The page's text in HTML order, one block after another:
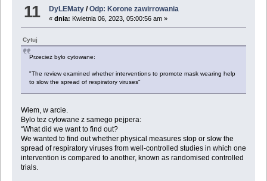
11 DyLEMaty /Odp: Korone zawirrowania
«dnia: Kwietnia 06, 2023, 05:00:56 am »
Cytuj
Przecież było cytowane:
"The review examined whether interventions to promote mask wearing help
to slow the spread of respiratory viruses"
Wiem, w arcie.
Bylo tez cytowane z samego pejpera:
“What did we want to find out?
We wanted to find out whether physical measures stop or slow the
spread of respiratory viruses from well‐controlled studies in which one
intervention is compared to another, known as randomised controlled
trials.